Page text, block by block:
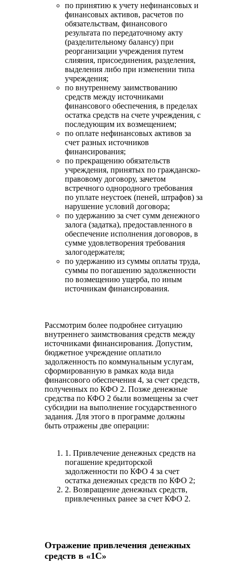
по принятию к учету нефинансовых и
финансовых активов, расчетов по
обязательствам, финансового
результата по передаточному акту
(разделительному балансу) при
реорганизации учреждения путем
слияния, присоединения, разделения,
выделения либо при изменении типа
учреждения;
по внутреннему заимствованию
средств между источниками
финансового обеспечения, в пределах
остатка средств на счете учреждения, с
последующим их возмещением;
по оплате нефинансовых активов за
счет разных источников
финансирования;
по прекращению обязательств
учреждения, принятых по гражданско-
правовому договору, зачетом
встречного однородного требования
по уплате неустоек (пеней, штрафов) за
нарушение условий договора;
по удержанию за счет сумм денежного
залога (задатка), предоставленного в
обеспечение исполнения договоров, в
сумме удовлетворения требования
залогодержателя;
по удержанию из суммы оплаты труда,
суммы по погашению задолженности
по возмещению ущерба, по иным
источникам финансирования.
Рассмотрим более подробнее ситуацию
внутреннего заимствования средств между
источниками финансирования. Допустим,
бюджетное учреждение оплатило
задолженность по коммунальным услугам,
сформированную в рамках кода вида
финансового обеспечения 4, за счет средств,
полученных по КФО 2. Позже денежные
средства по КФО 2 были возмещены за счет
субсидии на выполнение государственного
задания. Для этого в программе должны
быть отражены две операции:
1. Привлечение денежных средств на
погашение кредиторской
задолженности по КФО 4 за счет
остатка денежных средств по КФО 2;
2. Возвращение денежных средств,
привлеченных ранее за счет КФО 2.
Отражение привлечения денежных
средств в «1С»